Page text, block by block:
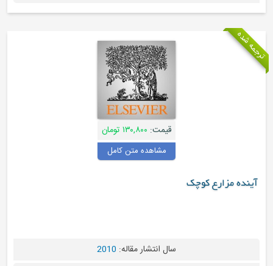
۱۳۰,۸۰۰ تومان
مشاهده متن کامل
كوچک
سال انتشار مقاله:2010